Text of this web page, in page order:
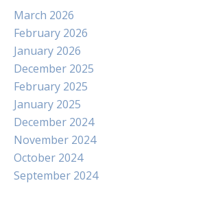
March 2026
February 2026
January 2026
December 2025
February 2025
January 2025
December 2024
November 2024
October 2024
September 2024